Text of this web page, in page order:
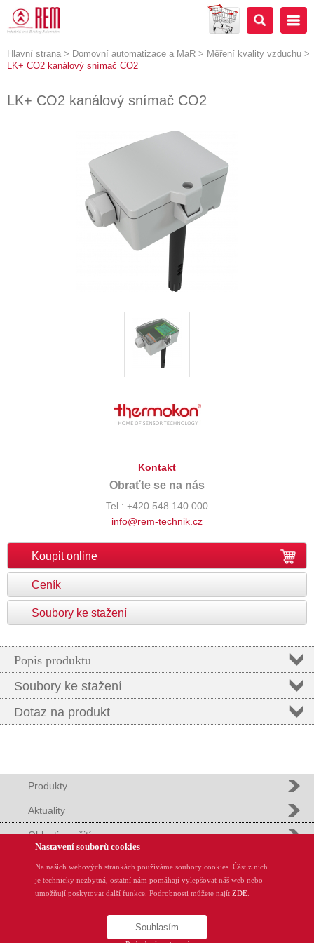
Hlavní strana > Domovní automatizace a MaR > Měření kvality vzduchu >
LK+ CO2 kanálový snímač CO2
LK+ CO2 kanálový snímač CO2
Kontakt
Obraťte se na nás
Tel.: +420 548 140 000
info@rem-technik.cz
Koupit online
Ceník
Soubory ke stažení
Popis produktu
Soubory ke stažení
Dotaz na produkt
Produkty
Aktuality
Oblasti použití
REMinfo
REM-Technik s.r.o., Klíny 35, CZ-615 00 Brno, Tel.: +420 548 140
Nastavení souborů cookies
Na našich webových stránkách používáme soubory cookies. Část z nich
je technicky nezbytná, ostatní nám pomáhají vylepšovat náš web nebo
umožňují poskytovat další funkce. Podrobnosti můžete najít ZDE
Souhlasím